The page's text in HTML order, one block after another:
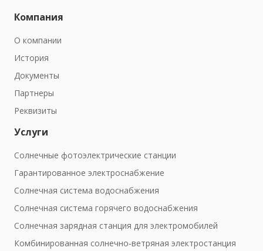
Компания
О компании
История
Документы
Партнеры
Реквизиты
Услуги
Солнечные фотоэлектрические станции
Гарантированное электроснабжение
Солнечная система водоснабжения
Солнечная система горячего водоснабжения
Солнечная зарядная станция для электромобилей
Комбинированная солнечно-ветряная электростанция